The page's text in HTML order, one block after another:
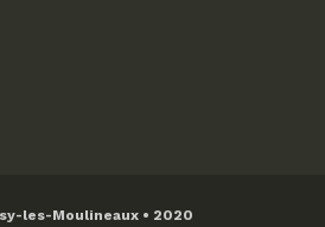
les-Moulineaux • 2020